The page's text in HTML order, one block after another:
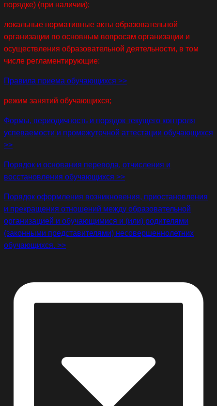
порядке) (при наличии);
локальные нормативные акты образовательной
организации по основным вопросам организации и
осуществления образовательной деятельности, в том
числе регламентирующие:
Правила приема обучающихся >>
режим занятий обучающихся;
Формы, периодичность и порядок текущего контроля
успеваемости и промежуточной аттестации обучающихся
>>
Порядок и основания перевода, отчисления и
восстановления обучающихся >>
Порядок оформления возникновения, приостановления
и прекращения отношений между образовательной
организацией и обучающимися и (или) родителями
(законными представителями) несовершеннолетних
обучающихся. >>